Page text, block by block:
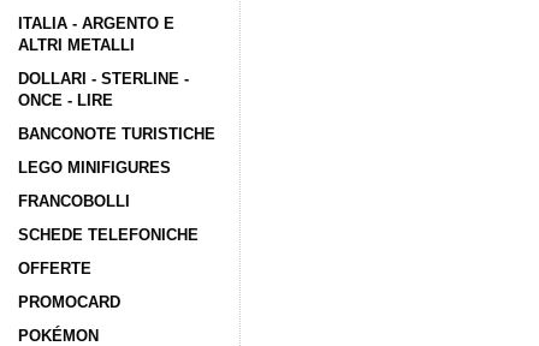
ITALIA - ARGENTO E
ALTRI METALLI
DOLLARI - STERLINE -
ONCE - LIRE
BANCONOTE TURISTICHE
LEGO MINIFIGURES
FRANCOBOLLI
SCHEDE TELEFONICHE
OFFERTE
PROMOCARD
POKÉMON